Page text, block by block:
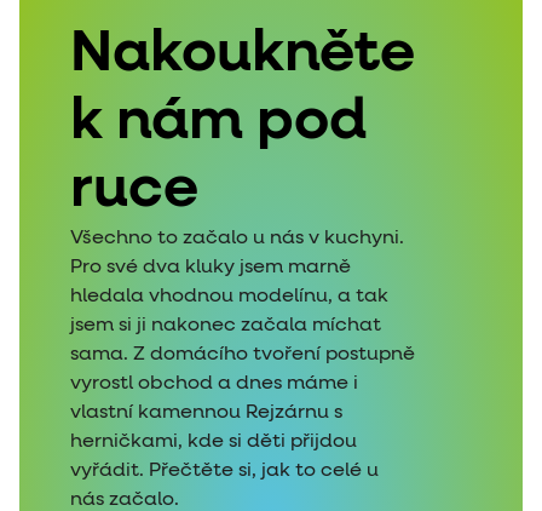
Nakoukněte
k nám pod
ruce
Všechno to začalo u nás v kuchyni.
Pro své dva kluky jsem marně
hledala vhodnou modelínu, a tak
jsem si ji nakonec začala míchat
sama. Z domácího tvoření postupně
vyrostl obchod a dnes máme i
vlastní kamennou Rejzárnu s
herničkami, kde si děti přijdou
vyřádit. Přečtěte si, jak to celé u
nás začalo.